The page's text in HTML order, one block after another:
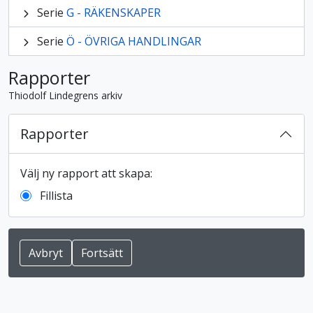
Serie G - RÄKENSKAPER
Serie Ö - ÖVRIGA HANDLINGAR
Rapporter
Thiodolf Lindegrens arkiv
Rapporter
Välj ny rapport att skapa:
Fillista
Avbryt